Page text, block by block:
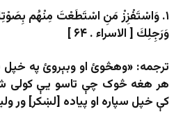
۱. وَاسْتَفْزِزْ مَنِ اسْتَطَعْتَ مِنْهُم
وَرَجِلِكَ [ الاسراء . ۶۴ ]
ترجمه: «وهڅوئ او وبېروئ په خپل
هر هغه څوک چې تاسو یې کولی
کې خپل سپاره او پیاده [لښکر] ور